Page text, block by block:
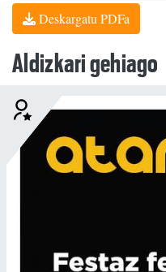
Deskargatu PDFa
Aldizkari gehiago